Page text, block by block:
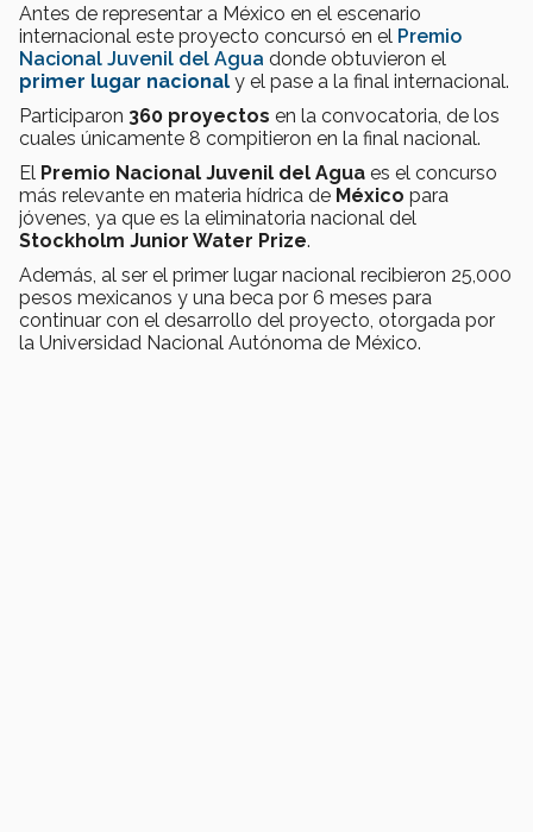
Antes de representar a México en el escenario
internacional este proyecto concursó en el Premio
Nacional Juvenil del Agua donde obtuvieron el
primer lugar nacional y el pase a la final internacional.
Participaron 360 proyectos en la convocatoria, de los
cuales únicamente 8 compitieron en la final nacional.
El Premio Nacional Juvenil del Agua es el concurso
más relevante en materia hídrica de México para
jóvenes, ya que es la eliminatoria nacional del
Stockholm Junior Water Prize.
Además, al ser el primer lugar nacional recibieron 25,000
pesos mexicanos y una beca por 6 meses para
continuar con el desarrollo del proyecto, otorgada por
la Universidad Nacional Autónoma de México.